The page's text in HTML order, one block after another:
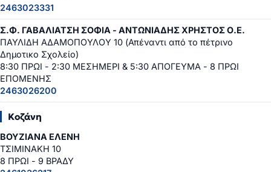
2463023331
Σ.Φ. ΓΑΒΑΛΙΑΤΣΗ ΣΟΦΙΑ - ΑΝΤΩΝΙΑΔΗΣ ΧΡΗΣΤΟΣ Ο.Ε.
ΠΑΥΛΙΔΗ ΑΔΑΜΟΠΟΥΛΟΥ 10 (Απέναντι από το πέτρινο
Δημοτικο Σχολείο)
8:30 ΠΡΩΙ - 2:30 ΜΕΣΗΜΕΡΙ & 5:30 ΑΠΟΓΕΥΜΑ - 8 ΠΡΩΙ
ΕΠΟΜΕΝΗΣ
2463026200
Κοζάνη
ΒΟΥΖΙΑΝΑ ΕΛΕΝΗ
ΤΣΙΜΙΝΑΚΗ 10
8 ΠΡΩΙ - 9 ΒΡΑΔΥ